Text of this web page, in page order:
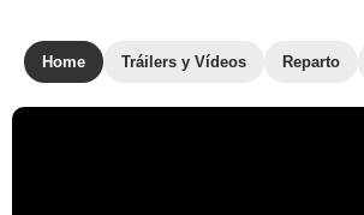
Home Tráilers y Vídeos Reparto